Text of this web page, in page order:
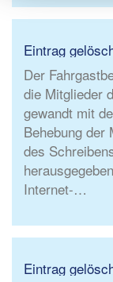
Der
die Mitglieder
gewandt mit
Behebung der
des
Internet-…